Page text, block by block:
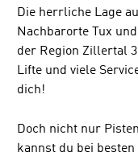
Die herrliche Lage
Nachbarorte Tux und
der Region Zillertal
Lifte und viele
dich!
Doch nicht nur
kannst du bei